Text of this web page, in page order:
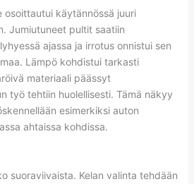
osoittautui käytännössä juuri
Jumiutuneet pultit saatiin
ajassa ja irrotus onnistui sen
Lämpö kohdistui tarkasti
materiaali päässyt
työ tehtiin huolellisesti. Tämä näkyy
esimerkiksi auton
ahtaissa kohdissa.
suoraviivaista. Kelan valinta tehdään